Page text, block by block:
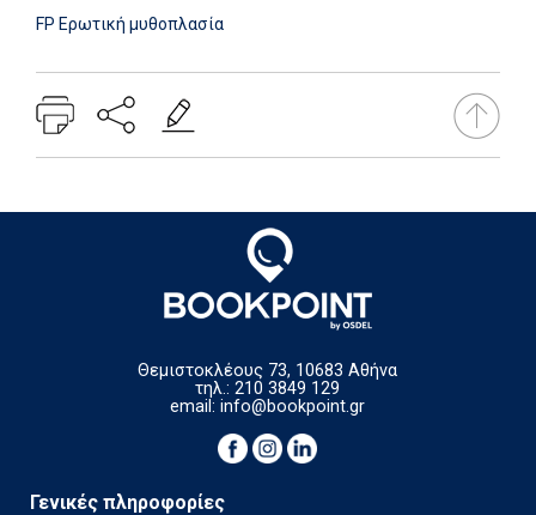
FP Ερωτική μυθοπλασία
Θεμιστοκλέους 73, 10683 Αθήνα
τηλ.: 210 3849 129
email:info@bookpoint.gr
Γενικές πληροφορίες